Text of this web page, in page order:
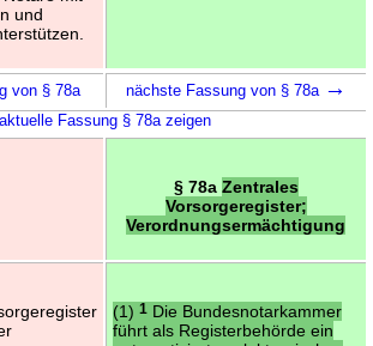
und
von § 78a nächste Fassung von § 78a →
aktuelle Fassung § 78a zeigen
§ 78a Zentrales
Vorsorgeregister;
Verordnungsermächtigung
(1) 1Die Bundesnotarkammer
führt als Registerbehörde ein